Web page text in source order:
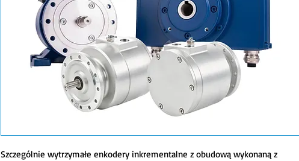
Szczególnie wytrzymałe enkodery inkrementalne z obudową wykonaną z